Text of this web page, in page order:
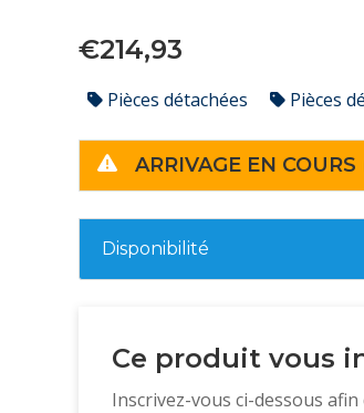
€214,93
Pièces détachées Pièces
ARRIVAGE EN
Disponibilité
Ce produit vous
Inscrivez-vous ci-dessous afin